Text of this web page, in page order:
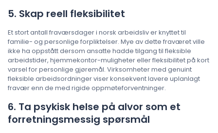
5. Skap reell fleksibilitet
Et stort antall fraværsdager i norsk arbeidsliv er knyttet til
familie- og personlige forpliktelser. Mye av dette fraværet ville
ikke ha oppstått dersom ansatte hadde tilgang til fleksible
arbeidstider, hjemmekontor-muligheter eller fleksibilitet på kort
varsel for personlige gjøremål. Virksomheter med genuint
fleksible arbeidsordninger viser konsekvent lavere uplanlagt
fravær enn de med rigide oppmøteforventninger.
6. Ta psykisk helse på alvor som et
forretningsmessig spørsmål